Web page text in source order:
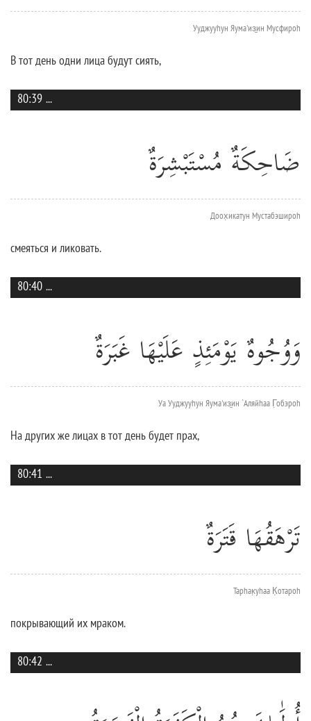
Ууджууhун Яума'из̱ин Мусфироh
В тот день одни лица будут сиять,
80:39 ...
ضَاحِكَةٌ مُسْتَبْشِرَةٌ
Доох̣икатун Мустабэшироh
смеяться и ликовать.
80:40 ...
وَوُجُوهٌ يَوْمَئِذٍ عَلَيْهَا غَبَرَةٌ
Уа Ууджууhун Яума'из̱ин `Аляйhаа Г̣обэроh
На других же лицах в тот день будет прах,
80:41 ...
تَرْهَقُهَا قَتَرَةٌ
Тарhак̣уhаа К̣отароh
покрывающий их мраком.
80:42 ...